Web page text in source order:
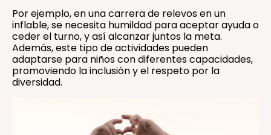
Por ejemplo, en una carrera de relevos en un
inflable, se necesita humildad para aceptar ayuda o
ceder el turno, y así alcanzar juntos la meta.
Además, este tipo de actividades pueden
adaptarse para niños con diferentes capacidades,
promoviendo la inclusión y el respeto por la
diversidad.